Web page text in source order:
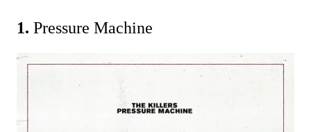
1. Pressure Machine